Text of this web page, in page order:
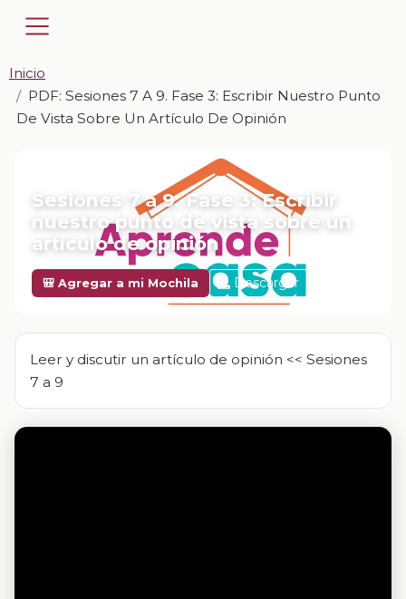
Inicio
PDF: Sesiones 7 A 9. Fase 3: Escribir Nuestro Punto
De Vista Sobre Un Artículo De Opinión
Sesiones 7 a 9. Fase 3: Escribir
nuestro punto de vista sobre un
artículo de opinión
🎒 Agregar a mi Mochila Descargar
Leer y discutir un artículo de opinión << Sesiones
7 a 9